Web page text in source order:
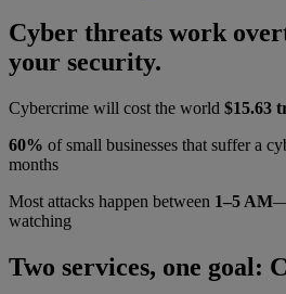
Cyber threats work
your security.
Cybercrime will cost the world $15.63
60% of small businesses that suffer a
months
Most attacks happen between 1–5 AM
watching
Two services, one goal: